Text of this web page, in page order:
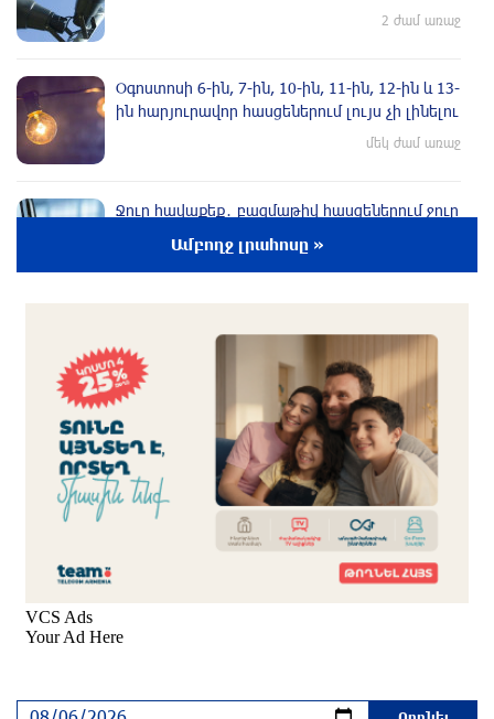
2 ժամ առաջ
Օգոստոսի 6-ին, 7-ին, 10-ին, 11-ին, 12-ին և 13-
ին հարյուրավոր հասցեներում լույս չի լինելու
մեկ ժամ առաջ
Ջուր հավաքեք․ բազմաթիվ հասցեներում ջուր
Եվրոպայի մայրաքաղաքները գրանցում են
շոգի նոր ռեկորդներ
27 րոպե առաջ
Զովունի-Եղվարդ ճանապարհին բախվել են
«Alfa Romeo»-ն և «Opel»-ը. կա վիրավոր
8 րոպե առաջ
Իրանն ու Օմանը համաձայնեցրել են Հորմուզի
Կեղծ էջով քաղաքացիներին առաջարկվում է
Ամբողջ լրահոսը »